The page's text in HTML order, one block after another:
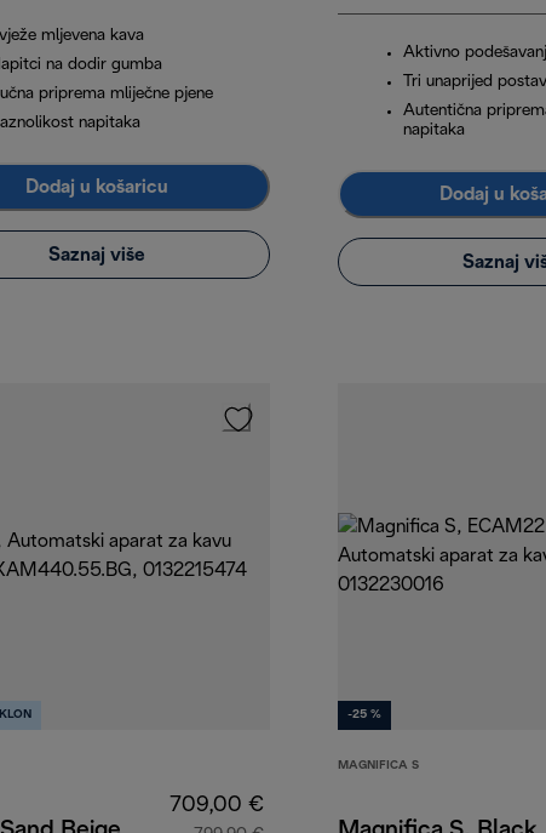
mljevena kava
na dodir gumba
priprema mliječne pjene
napitaka
Dodaj u košaricu
Saznaj više
Aktivno
Tri unaprijed
Autentična
napitaka
Dodaj u
Saznaj
709,00 €
-25 %
MAGNIFICA S